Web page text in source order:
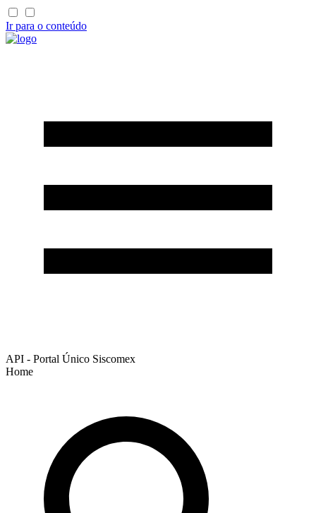
Ir para o conteúdo
API - Portal Único Siscomex
Home